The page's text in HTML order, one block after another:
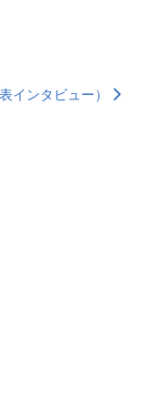
インタビュー）